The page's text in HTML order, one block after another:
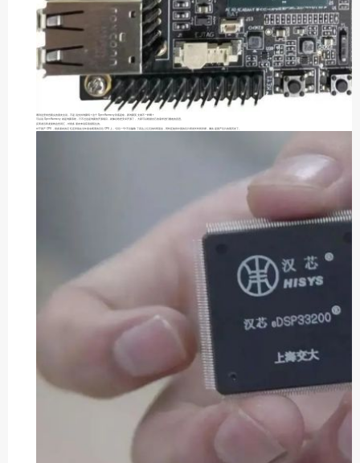
看到这里有些眼尖的朋友会说，不是说支持鸿蒙吗？这个 OpenHarmony 到底是啥，跟鸿蒙英文都不一样啊？
可以说 OpenHarmony 就是鸿蒙系统，只不过这是鸿蒙的开源项目，就像谷歌把安卓开源了，大家可以根据自己的需求进行魔改的意思。
反而龙芯和龙架构这些词汇，对很多朋友来说应该挺陌生的。
对于国产 CPU ，很多朋友的记忆还停留在当年臭名昭著的汉芯 CPU 上，“汉芯一号”不仅骗取了高达上亿元的科研基金，同时还使得中国的芯片研发长时间停摆，属实是国产芯片的黑历史了。